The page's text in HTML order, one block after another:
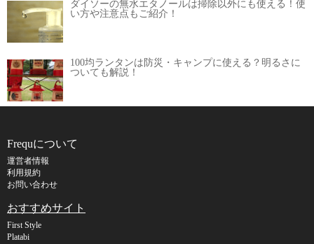
ダイソーの無水エタノールは掃除以外にも使える！使
い方や注意点もご紹介！
100均ランタンは防災・キャンプに使える？明るさに
ついても解説！
Frequについて
運営者情報
利用規約
お問い合わせ
おすすめサイト
First Style
Platabi